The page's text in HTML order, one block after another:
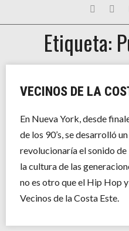
EXPOSICIONES
HISTORIAS
Etiqueta:
VECINOS DE LA
En Nueva York, desde
de los 90’s, se desarrolló
revolucionaría el sonido
la cultura de las
no es otro que el Hip Hop
Vecinos de la Costa Este.